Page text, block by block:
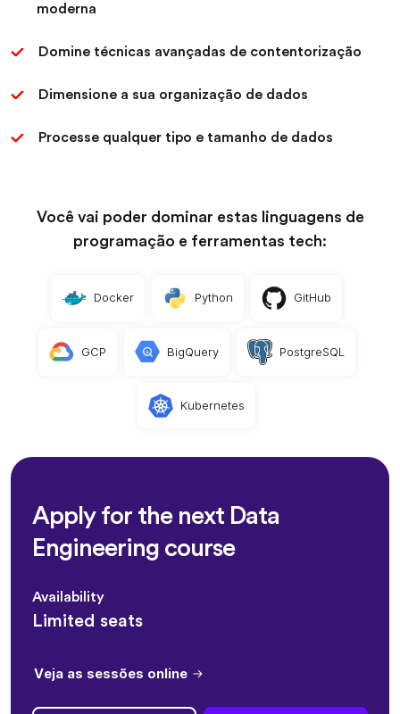
moderna
Domine técnicas avançadas de contentorização
Dimensione a sua organização de dados
Processe qualquer tipo e tamanho de dados
Você vai poder dominar estas linguagens de
programação e ferramentas tech:
Docker Python GitHub
GCP BigQuery PostgreSQL
Kubernetes
Apply for the next Data
Engineering course
Availability
Limited seats
Veja as sessões online